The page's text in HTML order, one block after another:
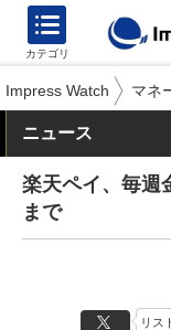
カテゴリ
Impress Watch マネ
ニュース
楽天ペイ、毎週
まで
リス